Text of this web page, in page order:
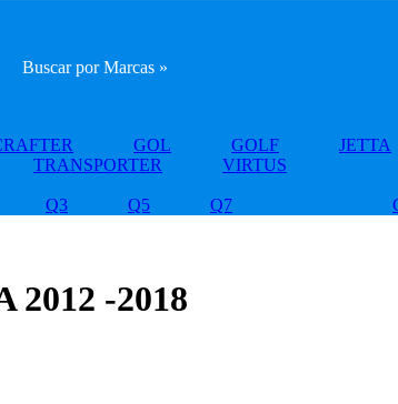
Buscar por Marcas »
GOL GOLF JETTA
TRANSPORTER VIRTUS
Q3 Q5 Q7
-2018